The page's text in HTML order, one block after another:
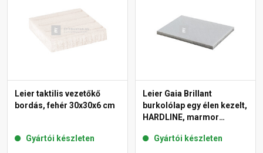
Leier taktilis vezetőkő
bordás, fehér 30x30x6 cm
Gyártói készleten
Leier Gaia Brillant
burkolólap egy élen kezelt,
HARDLINE, marmor
Gyártói készleten